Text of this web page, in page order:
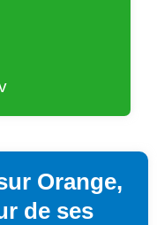
Orange,
de ses